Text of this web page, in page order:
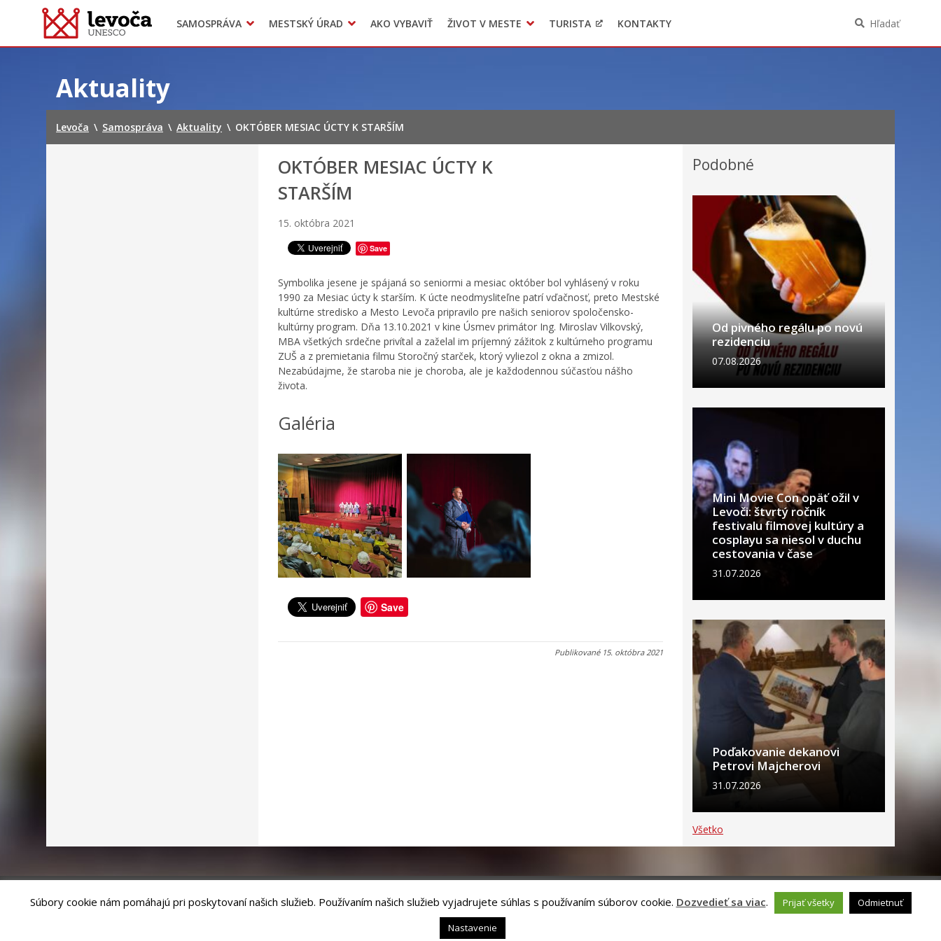
SAMOSPRÁVA
Dokumenty mesta
Transparentné mesto
majetkových pomerov verejného funkcionára
MESTSKÝ ÚRAD
Projekty
Voľba hlavného kontrolóra mesta Levoča
AKO VYBAVIŤ ŽIVOT V MESTE
Doprava
LIMKA
TURISTA KONTAKTY Hľadať
Aktuality
Levoča \ Samospráva \ Aktuality \ OKTÓBER MESIAC ÚCTY K STARŠÍM
OKTÓBER MESIAC ÚCTY K
STARŠÍM
15. októbra 2021
Save
Symbolika jesene je spájaná so seniormi a mesiac október bol vyhlásený v roku
1990 za Mesiac úcty k starším. K úcte neodmysliteľne patrí vďačnosť, preto Mestské
kultúrne stredisko a Mesto Levoča pripravilo pre našich seniorov spoločensko-
kultúrny program. Dňa 13.10.2021 v kine Úsmev primátor Ing. Miroslav Vilkovský,
MBA všetkých srdečne privítal a zaželal im príjemný zážitok z kultúrneho programu
ZUŠ a z premietania filmu Storočný starček, ktorý vyliezol z okna a zmizol.
Nezabúdajme, že staroba nie je choroba, ale je každodennou súčasťou nášho
života.
Galéria
Save
Publikované 15. októbra 2021
Podobné
Od pivného regálu po novú
rezidenciu
07.08.2026
Mini Movie Con opäť ožil v
Levoči: štvrtý ročník
festivalu filmovej kultúry a
cosplayu sa niesol v duchu
cestovania v čase
31.07.2026
Poďakovanie dekanovi
Petrovi Majcherovi
31.07.2026
Všetko
|Vyhlásenie o prístupnosti
Súbory cookie nám pomáhajú pri poskytovaní našich služieb. Používaním našich služieb vyjadrujete súhlas s používaním súborov cookie. Dozvedieť sa viac. Prijať všetky
Odmietnuť
Nastavenie